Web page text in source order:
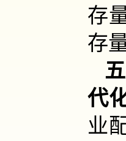
存
存
代
业